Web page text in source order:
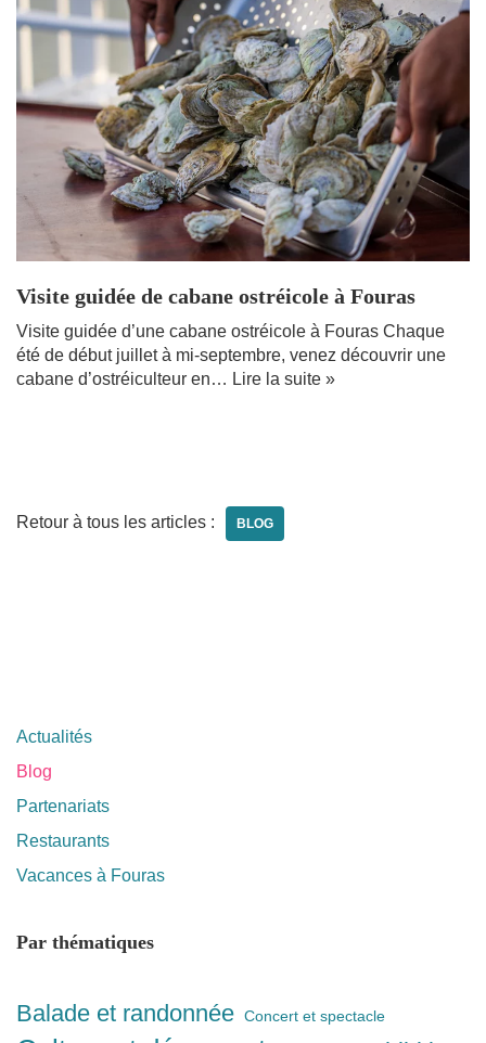
Visite guidée de cabane ostréicole à Fouras
Visite guidée d’une cabane ostréicole à Fouras Chaque
été de début juillet à mi-septembre, venez découvrir une
cabane d’ostréiculteur en… Lire la suite »
Retour à tous les articles : BLOG
Actualités
Blog
Partenariats
Restaurants
Vacances à Fouras
Par thématiques
Balade et randonnée Concert et spectacle